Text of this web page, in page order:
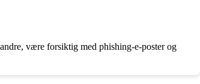
være forsiktig med phishing-e-poster og